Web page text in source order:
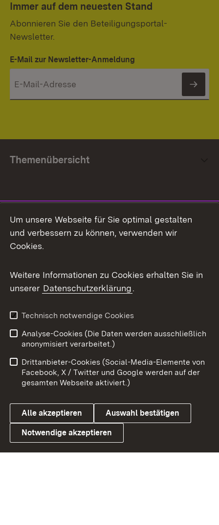
Immer auf dem neuesten Stand
Abonnieren Sie den Beteiligungsportal-
Newsletter.
E-Mail zur Newsletter-Anmeldung
Themenübersicht
Facebook
X / Twitter
Youtube
Link zum Landesportal
Impressum
Kontakt
Barrierefreiheit
Datenschutz
Cookies
Um unsere Webseite für Sie optimal gestalten
und verbessern zu können, verwenden wir
Cookies.
Weitere Informationen zu Cookies erhalten Sie in
unserer Datenschutzerklärung.
Technisch notwendige Cookies
Analyse-Cookies (Die Daten werden ausschließlich
anonymisiert verarbeitet.)
Drittanbieter-Cookies (Social-Media-Elemente von
Facebook, X / Twitter und Google werden auf der
gesamten Webseite aktiviert.)
Alle akzeptieren Auswahl bestätigen
Notwendige akzeptieren